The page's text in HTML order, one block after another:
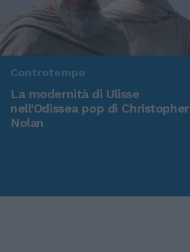
Controtempo
La modernità di Ulisse
nell'Odissea pop di Christopher
Nolan